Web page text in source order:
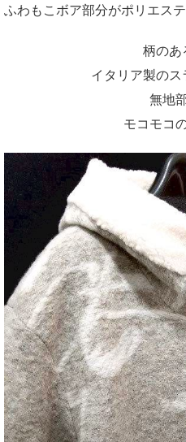
ふわもこボア部分がポリエステ
柄のあ
イタリア製のス
無地
モコモコ